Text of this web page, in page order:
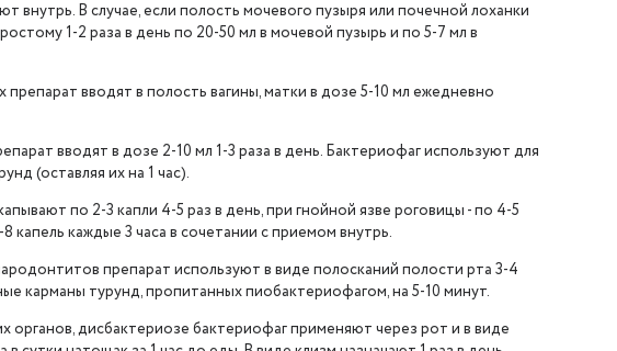
внутрь. В случае, если полость мочевого пузыря или почечной лоханки
1-2 раза в день по 20-50 мл в мочевой пузырь и по 5-7 мл в
вводят в полость вагины, матки в дозе 5-10 мл ежедневно
вводят в дозе 2-10 мл 1-3 раза в день. Бактериофаг используют для
(оставляя их на 1 час).
по 2-3 капли 4-5 раз в день, при гнойной язве роговицы - по 4-5
каждые 3 часа в сочетании с приемом внутрь.
препарат используют в виде полосканий полости рта 3-4
карманы турунд, пропитанных пиобактериофагом, на 5-10 минут.
органов, дисбактериозе бактериофаг применяют через рот и в виде